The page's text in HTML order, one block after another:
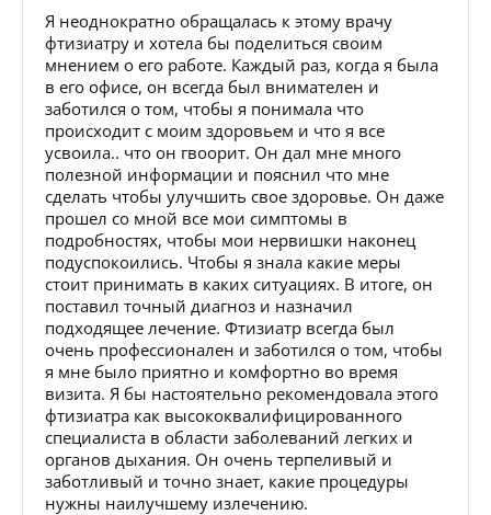
Я неоднократно обращалась к этому врачу
фтизиатру и хотела бы поделиться своим
мнением о его работе. Каждый раз, когда я была
в его офисе, он всегда был внимателен и
заботился о том, чтобы я понимала что
происходит с моим здоровьем и что я все
усвоила.. что он гвоорит. Он дал мне много
полезной информации и пояснил что мне
сделать чтобы улучшить свое здоровье. Он даже
прошел со мной все мои симптомы в
подробностях, чтобы мои нервишки наконец
подуспокоились. Чтобы я знала какие меры
стоит принимать в каких ситуациях. В итоге, он
поставил точный диагноз и назначил
подходящее лечение. Фтизиатр всегда был
очень профессионален и заботился о том, чтобы
я мне было приятно и комфортно во время
визита. Я бы настоятельно рекомендовала этого
фтизиатра как высококвалифицированного
специалиста в области заболеваний легких и
органов дыхания. Он очень терпеливый и
заботливый и точно знает, какие процедуры
нужны наилучшему излечению.